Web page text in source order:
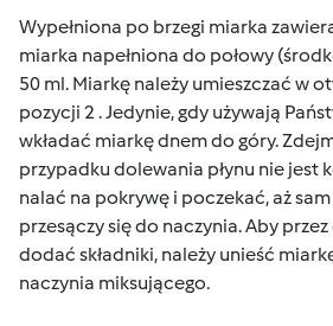
Wypełniona po brzegi miarka
miarka napełniona do połowy
50 ml. Miarkę należy umieszczać w
pozycji 2 . Jedynie, gdy używają
wkładać miarkę dnem do góry.
przypadku dolewania płynu nie jest
nalać na pokrywę i poczekać, aż
przesączy się do naczynia. Aby
dodać składniki, należy unieść
naczynia miksującego.